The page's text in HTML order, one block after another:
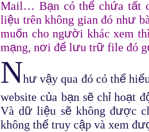
Mail… Bạn có thể chứa tất
liệu trên không gian đó nhưbà
muốn cho người khác xem
mạng, nơi để lưu trữ file đó g
Như vậy qua đó có thểhiể
website của bạn sẽchỉhoạt đ
Và dữ liệu sẽkhông được
không thể truy cập và xem đ